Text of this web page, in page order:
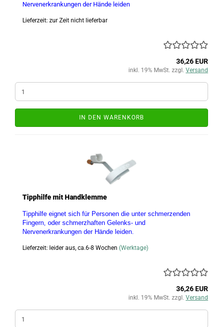
Nervenerkrankungen der Hände leiden
Lieferzeit: zur Zeit nicht lieferbar
36,26 EUR
inkl. 19% MwSt. zzgl. Versand
IN DEN WARENKORB
Tipphilfe mit Handklemme
Tipphilfe eignet sich für Personen die unter schmerzenden
Fingern, oder schmerzhaften Gelenks- und
Nervenerkrankungen der Hände leiden.
Lieferzeit: leider aus, ca.6-8 Wochen (Werktage)
36,26 EUR
inkl. 19% MwSt. zzgl. Versand